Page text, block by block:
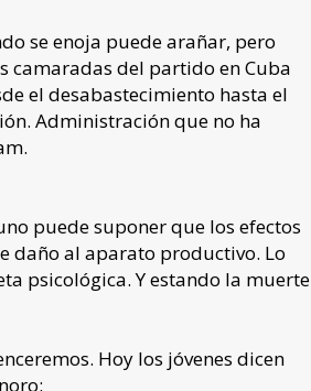
se enoja puede arañar, pero
camaradas del partido en Cuba
el desabastecimiento hasta el
Administración que no ha
puede suponer que los efectos
daño al aparato productivo. Lo
psicológica. Y estando la muerte
Hoy los jóvenes dicen